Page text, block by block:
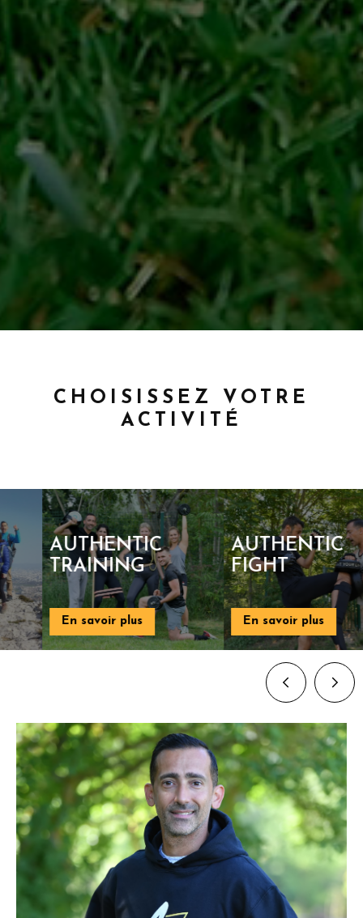
CHOISISSEZ VOTRE
ACTIVITÉ
AUTHENTIC
TRAINING
En savoir plus
AUTHENTIC
FIGHT
En savoir plus